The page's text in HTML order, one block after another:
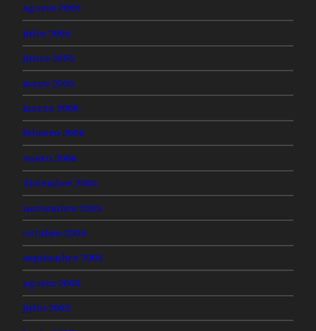
agosto 2006
julio 2006
junio 2006
mayo 2006
marzo 2006
febrero 2006
enero 2006
diciembre 2005
noviembre 2005
octubre 2005
septiembre 2005
agosto 2005
julio 2005